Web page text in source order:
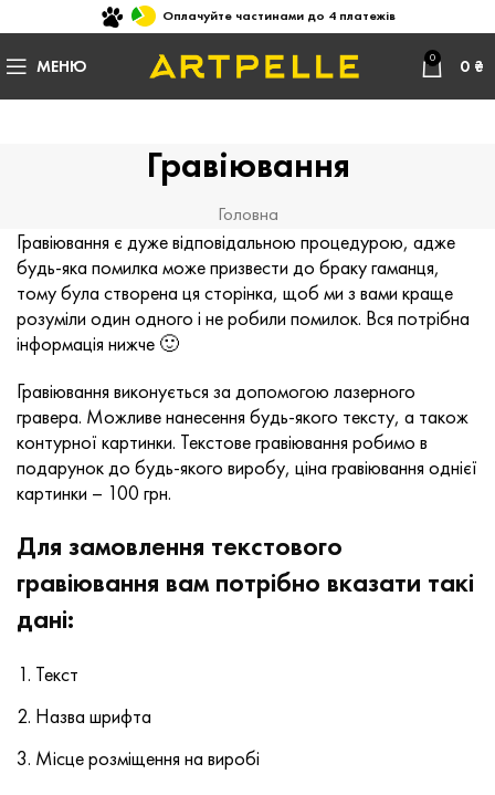
Оплачуйте частинами до 4 платежів
МЕНЮ 0 0 ₴
Гравіювання
Головна
Гравіювання є дуже відповідальною процедурою, адже
будь-яка помилка може призвести до браку гаманця,
тому була створена ця сторінка, щоб ми з вами краще
розуміли один одного і не робили помилок. Вся потрібна
інформація нижче 🙂
Гравіювання виконується за допомогою лазерного
гравера. Можливе нанесення будь-якого тексту, а також
контурної картинки. Текстове гравіювання робимо в
подарунок до будь-якого виробу, ціна гравіювання однієї
картинки – 100 грн.
Для замовлення текстового
гравіювання вам потрібно вказати такі
дані:
Текст
Назва шрифта
Місце розміщення на виробі